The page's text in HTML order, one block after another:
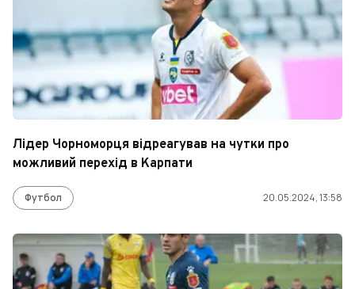
Лідер Чорноморця відреагував на чутки про
можливий перехід в Карпати
Футбол 20.05.2024, 13:58